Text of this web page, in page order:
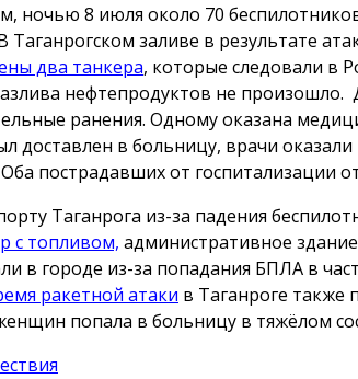
ночью 8 июля около 70
Таганрогском заливе в результате
два танкера, которые следовали в
нефтепродуктов не произошло.
ранения. Одному оказана
доставлен в больницу, врачи
пострадавших от госпитализации
Таганрога из-за падения
с топливом, административное
в городе из-за попадания БПЛА в
ракетной атаки в Таганроге также
попала в больницу в тяжёлом